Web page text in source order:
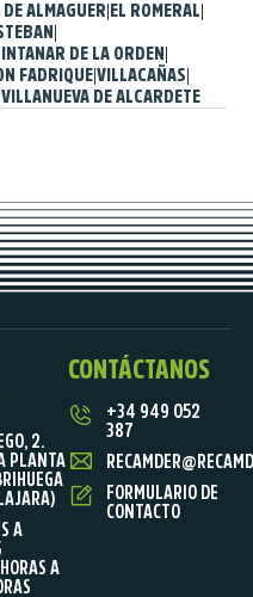
ALMAGUER|EL ROMERAL|
|
DE LA ORDEN|
FADRIQUE|VILLACAÑAS|
|VILLANUEVA DE ALCARDETE
2.
PLANTA
A
A
CONTÁCTANOS
+34 949 052
387
FORMULARIO DE
CONTACTO